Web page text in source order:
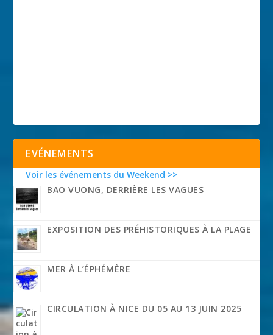
EVÉNEMENTS
Voir les événements du Weekend >>
BAO VUONG, DERRIÈRE LES VAGUES
EXPOSITION DES PRÉHISTORIQUES À LA PLAGE
MER À L’ÉPHÉMÈRE
CIRCULATION À NICE DU 05 AU 13 JUIN 2025